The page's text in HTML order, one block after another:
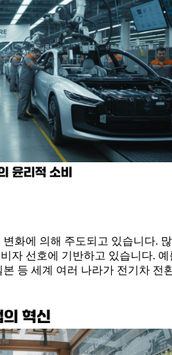
화에 의해 주도되고 있습니다.
선호에 기반하고 있습니다.
등 세계 여러 나라가 전기차